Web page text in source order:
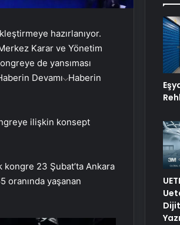
hazırlanıyor.
Karar ve Yönetim
de yansıması
Devamı Haberin
ilişkin konsept
23 Şubat’ta Ankara
oranında yaşanan